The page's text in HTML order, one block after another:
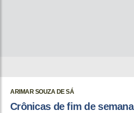
ARIMAR SOUZA DE SÁ
Crônicas de fim de semana